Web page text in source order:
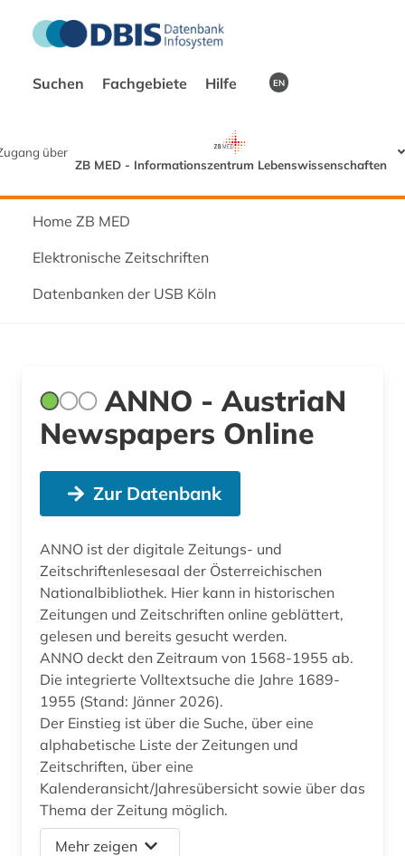
Suchen Fachgebiete Hilfe EN
über
ZB MED - Informationszentrum Lebenswissenschaften
Home ZB MED
Elektronische Zeitschriften
Datenbanken der USB Köln
ANNO - AustriaN
Newspapers Online
Zur Datenbank
ANNO ist der digitale Zeitungs- und
Zeitschriftenlesesaal der Österreichischen
Nationalbibliothek. Hier kann in historischen
Zeitungen und Zeitschriften online geblättert,
gelesen und bereits gesucht werden.
ANNO deckt den Zeitraum von 1568-1955 ab.
Die integrierte Volltextsuche die Jahre 1689-
1955 (Stand: Jänner 2026).
Der Einstieg ist über die Suche, über eine
alphabetische Liste der Zeitungen und
Zeitschriften, über eine
Kalenderansicht/Jahresübersicht sowie über das
Thema der Zeitung möglich.
Mehr zeigen